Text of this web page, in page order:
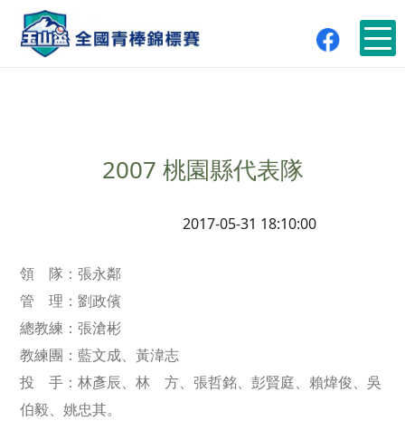
2007 桃園縣代表隊
2017-05-31 18:10:00
領 隊：張永鄰
管 理：劉政儐
總教練：張滄彬
教練團：藍文成、黃湋志
投 手：林彥辰、林 方、張哲銘、彭賢庭、賴煒俊、吳
伯毅、姚忠其。